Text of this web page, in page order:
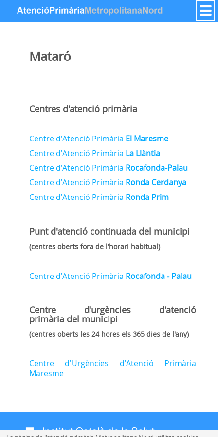
Saut au contenu
Mataró
Centres d'atenció primària
Centre d'Atenció Primària El Maresme
Centre d'Atenció Primària La Llàntia
Centre d'Atenció Primària Rocafonda-Palau
Centre d'Atenció Primària Ronda Cerdanya
Centre d'Atenció Primària Ronda Prim
Punt d'atenció continuada del municipi
(centres oberts fora de l'horari habitual)
Centre d'Atenció Primària Rocafonda - Palau
Centre d'urgències d'atenció
primària del municipi
(centres oberts les 24 hores els 365 dies de l'any)
Centre d'Urgències d'Atenció Primària
Maresme